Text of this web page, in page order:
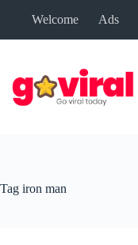
Welcome Ads
Tag iron man